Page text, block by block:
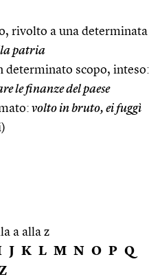
rivolto a una determinata
patria
determinato scopo, inteso:
le finanze del paese
volto in bruto, ei fuggì
a alla z
J K L M N O P Q